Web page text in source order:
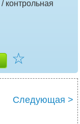
/ контрольная
☆
Следующая >